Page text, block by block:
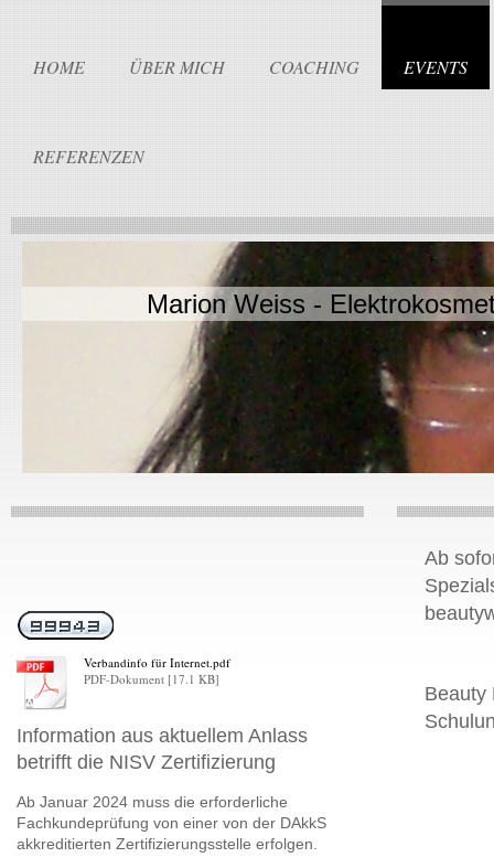
HOME ÜBER MICH COACHING EVENTS
REFERENZEN
Marion Weiss -
Ab
Beauty
Verbandinfo für Internet.pdf
PDF-Dokument [17.1 KB]
Information aus aktuellem Anlass
betrifft die NISV Zertifizierung
Ab Januar 2024 muss die erforderliche
Fachkundeprüfung von einer von der DAkkS
akkreditierten Zertifizierungsstelle erfolgen.